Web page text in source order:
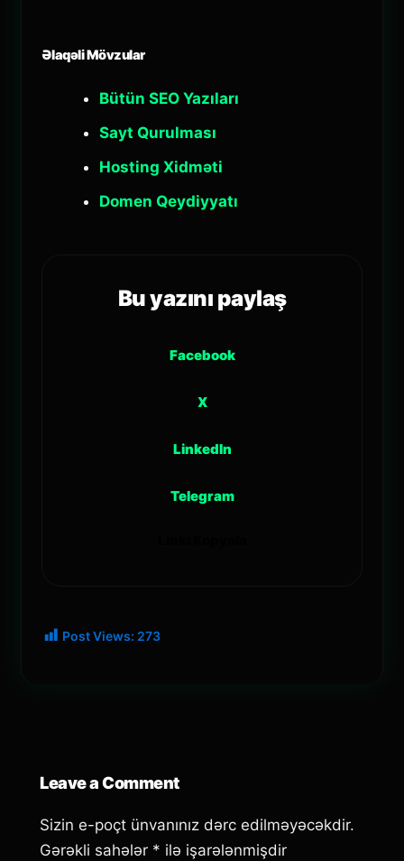
Əlaqəli Mövzular
Bütün SEO Yazıları
Sayt Qurulması
Hosting Xidməti
Domen Qeydiyyatı
Bu yazını paylaş
Facebook
X
LinkedIn
Telegram
Post Views: 273
Leave a Comment
Sizin e-poçt ünvanınız dərc edilməyəcəkdir.
Gərəkli sahələr * ilə işarələnmişdir